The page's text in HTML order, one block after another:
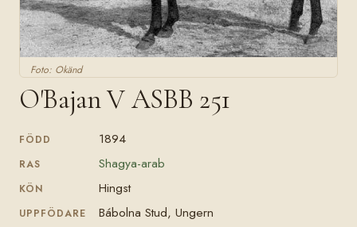
Foto: Okänd
O'Bajan V ASBB 251
FÖDD 1894
RAS Shagya-arab
KÖN Hingst
UPPFÖDARE Bábolna Stud, Ungern